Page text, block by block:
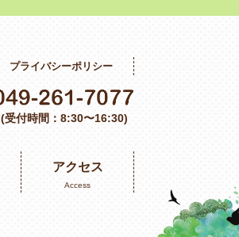
プライバシーポリシー
(受付時間：8:30〜16:30)
アクセス
Access